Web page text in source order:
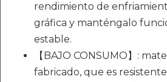
rendimiento de
gráfica y manténgalo
estable.
【BAJO CONSUMO】:
fabricado, que es